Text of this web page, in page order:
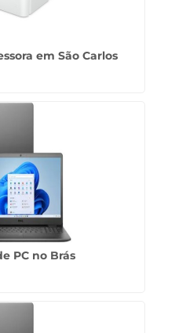
em São Carlos
PC no Brás